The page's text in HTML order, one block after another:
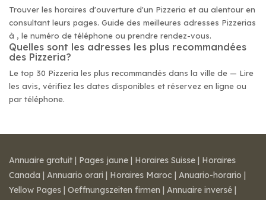
Trouver les horaires d'ouverture d'un Pizzeria et au alentour en
consultant leurs pages. Guide des meilleures adresses Pizzerias
à , le numéro de téléphone ou prendre rendez-vous.
Quelles sont les adresses les plus recommandées
des Pizzeria?
Le top 30 Pizzeria les plus recommandés dans la ville de — Lire
les avis, vérifiez les dates disponibles et réservez en ligne ou
par téléphone.
Annuaire gratuit | Pages jaune | Horaires Suisse | Horaires
Canada | Annuario orari | Horaires Maroc | Anuario-horario |
Yellow Pages | Oeffnungszeiten firmen | Annuaire inversé |